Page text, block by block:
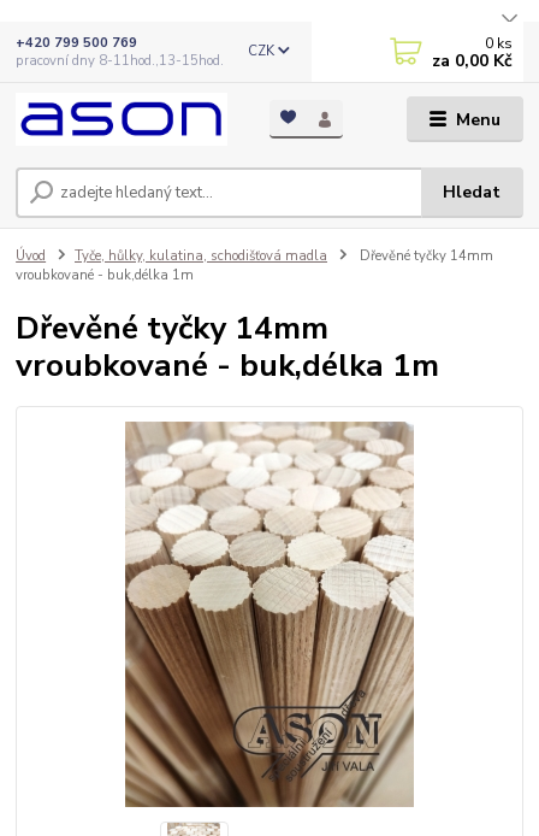
Menu
CZK
Hledat
+420 799 500 769
pracovní dny 8-11hod.,13-15hod.
0 ks
za 0,00 Kč
Úvod Tyče, hůlky, kulatina, schodišťová madla
Dřevěné tyčky 14mm
vroubkované - buk,délka 1m
Dřevěné tyčky 14mm
vroubkované - buk,délka 1m